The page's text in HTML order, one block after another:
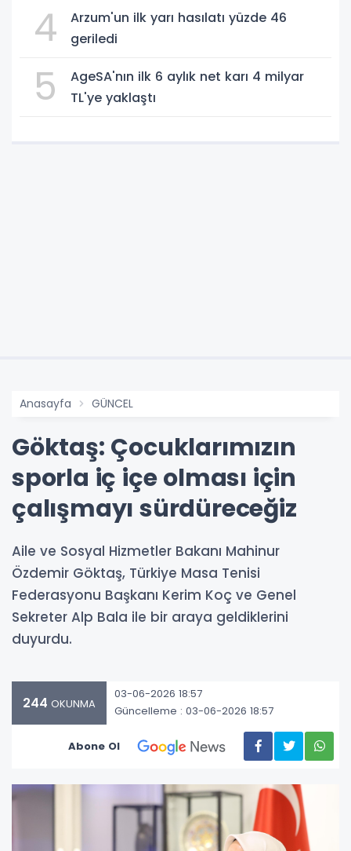
4
Arzum'un ilk yarı hasılatı yüzde 46
geriledi
5
AgeSA'nın ilk 6 aylık net karı 4 milyar
TL'ye yaklaştı
Anasayfa GÜNCEL
Göktaş: Çocuklarımızın
sporla iç içe olması için
çalışmayı sürdüreceğiz
Aile ve Sosyal Hizmetler Bakanı Mahinur
Özdemir Göktaş, Türkiye Masa Tenisi
Federasyonu Başkanı Kerim Koç ve Genel
Sekreter Alp Bala ile bir araya geldiklerini
duyurdu.
244 OKUNMA
03-06-2026 18:57
Güncelleme : 03-06-2026 18:57
Abone Ol